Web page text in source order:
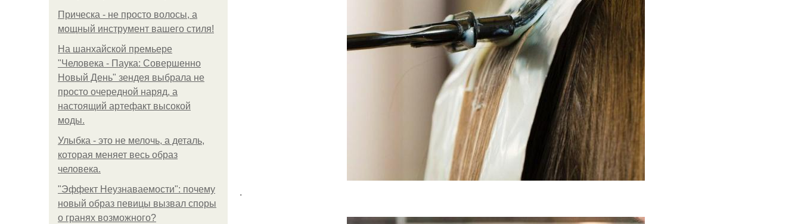
Прическа - не просто волосы, а
мощный инструмент вашего стиля!
На шанхайской премьере
"Человека - Паука: Совершенно
Новый День" зендея выбрала не
просто очередной наряд, а
настоящий артефакт высокой
моды.
Улыбка - это не мелочь, а деталь,
которая меняет весь образ
человека.
"Эффект Неузнаваемости": почему
новый образ певицы вызвал споры
о гранях возможного?
.